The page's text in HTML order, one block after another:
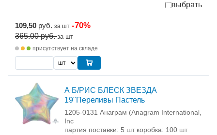
выбрать
109,50 руб. за шт -70%
365.00руб. за шт
присутствует на складе
А Б/РИС БЛЕСК ЗВЕЗДА
19"Переливы Пастель
1205-0131 Анаграм (Anagram International,
Inc
партия поставки: 5 шт коробка: 100 шт